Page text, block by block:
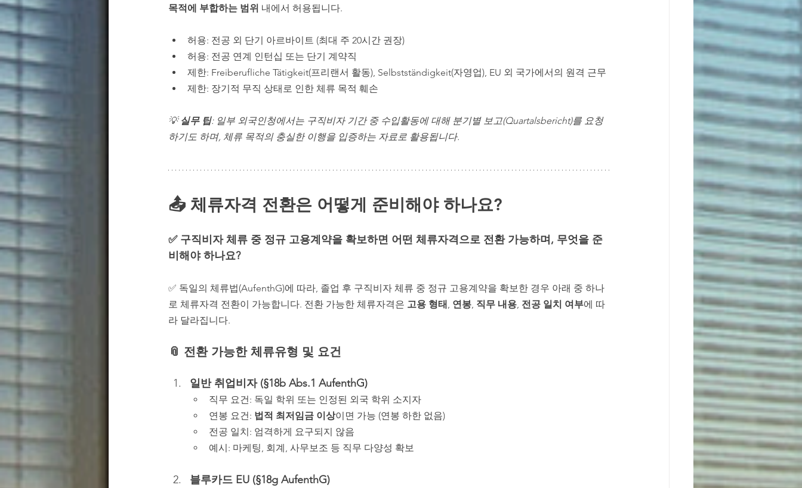
목적에 부합하는 범위 내에서 허용됩니다.
허용: 전공 외 단기 아르바이트 (최대 주 20시간 권장)
허용: 전공 연계 인턴십 또는 단기 계약직
제한: Freiberufliche Tätigkeit(프리랜서 활동), Selbstständigkeit(자영업), EU 외 국가에서의 원격 근무
제한: 장기적 무직 상태로 인한 체류 목적 훼손
💡 실무 팁: 일부 외국인청에서는 구직비자 기간 중 수입활동에 대해 분기별 보고(Quartalsbericht)를 요청
하기도 하며, 체류 목적의 충실한 이행을 입증하는 자료로 활용됩니다.
📤 체류자격 전환은 어떻게 준비해야 하나요?
✅ 구직비자 체류 중 정규 고용계약을 확보하면 어떤 체류자격으로 전환 가능하며, 무엇을 준
비해야 하나요?
✅ 독일의 체류법(AufenthG)에 따라, 졸업 후 구직비자 체류 중 정규 고용계약을 확보한 경우 아래 중 하나
로 체류자격 전환이 가능합니다. 전환 가능한 체류자격은 고용 형태 , 연봉, 직무 내용, 전공 일치 여부에 따
라 달라집니다.
📎 전환 가능한 체류유형 및 요건
일반 취업비자 (§18b Abs.1 AufenthG)
직무 요건: 독일 학위 또는 인정된 외국 학위 소지자
연봉 요건: 법적 최저임금 이상이면 가능 (연봉 하한 없음)
전공 일치: 엄격하게 요구되지 않음
예시: 마케팅, 회계, 사무보조 등 직무 다양성 확보
블루카드 EU (§18g AufenthG)